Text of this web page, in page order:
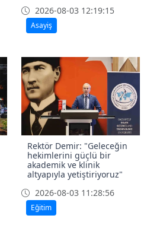
2026-08-03 12:19:15
Asayiş
Rektör Demir: "Geleceğin
hekimlerini güçlü bir
akademik ve klinik
altyapıyla yetiştiriyoruz"
2026-08-03 11:28:56
Eğitim